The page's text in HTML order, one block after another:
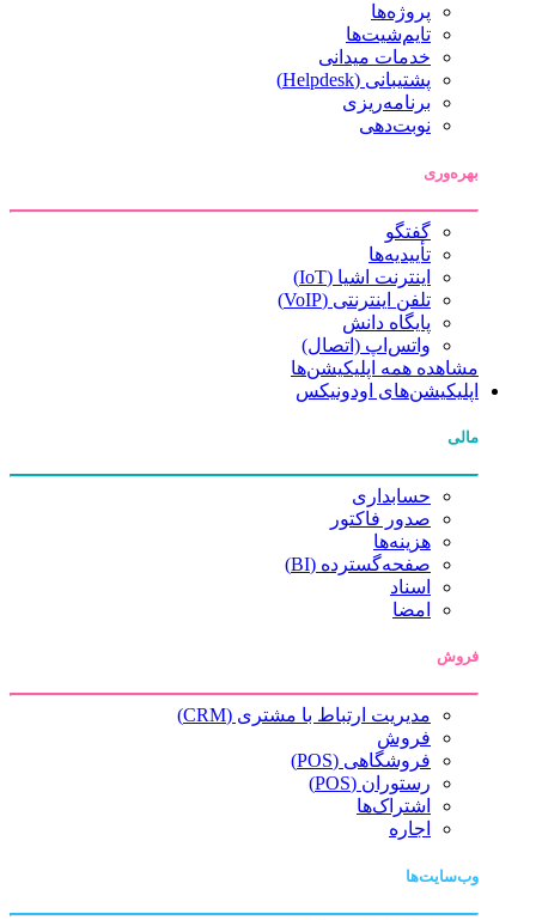
پروژه‌ها
تایم‌شیت‌ها
خدمات میدانی
پشتیبانی (Helpdesk)
برنامه‌ریزی
نوبت‌دهی
بهره‌وری
گفتگو
تأییدیه‌ها
اینترنت اشیا (IoT)
تلفن اینترنتی (VoIP)
پایگاه دانش
واتس‌اپ (اتصال)
مشاهده همه اپلیکیشن‌ها
اپلیکیشن‌های اودونیکس
مالی
حسابداری
صدور فاکتور
هزینه‌ها
صفحه‌گسترده (BI)
اسناد
امضا
فروش
مدیریت ارتباط با مشتری (CRM)
فروش
فروشگاهی (POS)
رستوران (POS)
اشتراک‌ها
اجاره
وب‌سایت‌ها